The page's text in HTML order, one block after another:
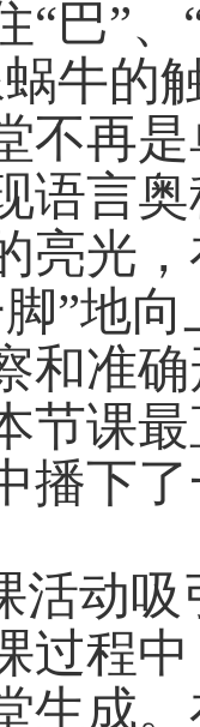
“巴”
牛的
不再
语言
亮光
”地
和准
节课
播下
活动
过程
生成